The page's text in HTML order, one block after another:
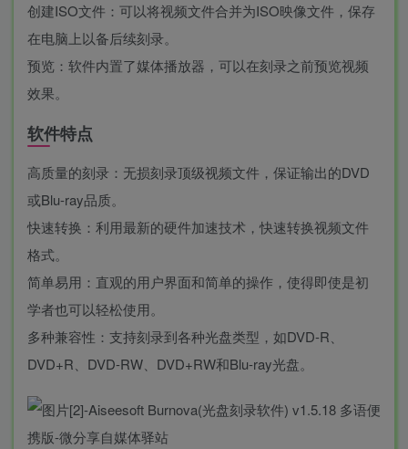
创建ISO文件：可以将视频文件合并为ISO映像文件，保存
在电脑上以备后续刻录。
预览：软件内置了媒体播放器，可以在刻录之前预览视频
效果。
软件特点
高质量的刻录：无损刻录顶级视频文件，保证输出的DVD
或Blu-ray品质。
快速转换：利用最新的硬件加速技术，快速转换视频文件
格式。
简单易用：直观的用户界面和简单的操作，使得即使是初
学者也可以轻松使用。
多种兼容性：支持刻录到各种光盘类型，如DVD-R、
DVD+R、DVD-RW、DVD+RW和Blu-ray光盘。